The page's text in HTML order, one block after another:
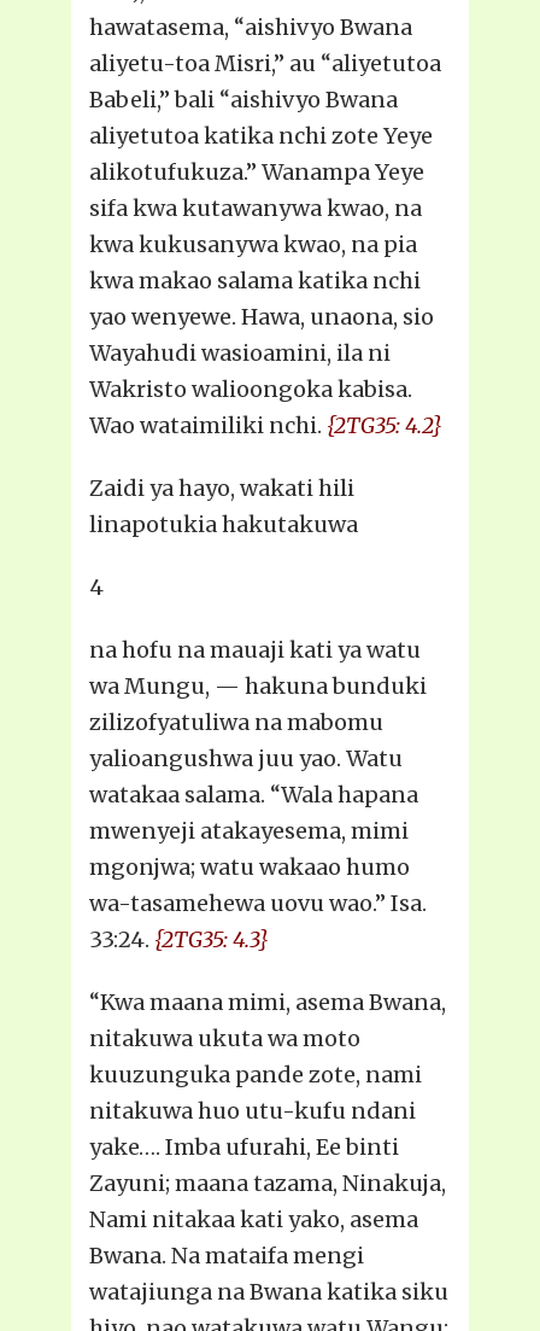
hawatasema, “aishivyo Bwana
aliyetu-toa Misri,” au “aliyetutoa
Babeli,” bali “aishivyo Bwana
aliyetutoa katika nchi zote Yeye
alikotufukuza.” Wanampa Yeye
sifa kwa kutawanywa kwao, na
kwa kukusanywa kwao, na pia
kwa makao salama katika nchi
yao wenyewe. Hawa, unaona, sio
Wayahudi wasioamini, ila ni
Wakristo walioongoka kabisa.
Wao wataimiliki nchi. {2TG35: 4.2}
Zaidi ya hayo, wakati hili
linapotukia hakutakuwa
4
na hofu na mauaji kati ya watu
wa Mungu, — hakuna bunduki
zilizofyatuliwa na mabomu
yalioangushwa juu yao. Watu
watakaa salama. “Wala hapana
mwenyeji atakayesema, mimi
mgonjwa; watu wakaao humo
wa-tasamehewa uovu wao.” Isa.
33:24. {2TG35: 4.3}
“Kwa maana mimi, asema Bwana,
nitakuwa ukuta wa moto
kuuzunguka pande zote, nami
nitakuwa huo utu-kufu ndani
yake…. Imba ufurahi, Ee binti
Zayuni; maana tazama, Ninakuja,
Nami nitakaa kati yako, asema
Bwana. Na mataifa mengi
watajiunga na Bwana katika siku